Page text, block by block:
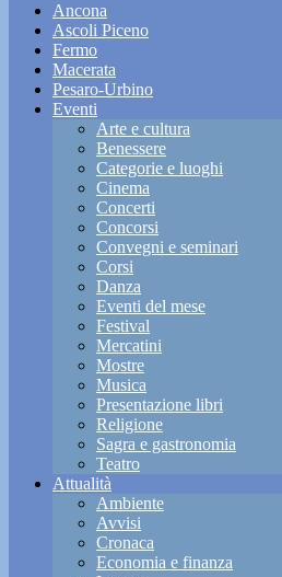
Ancona
Ascoli Piceno
Fermo
Macerata
Pesaro-Urbino
Eventi
Arte e cultura
Benessere
Categorie e luoghi
Cinema
Concerti
Concorsi
Convegni e seminari
Corsi
Danza
Eventi del mese
Festival
Mercatini
Mostre
Musica
Presentazione libri
Religione
Sagra e gastronomia
Teatro
Attualità
Ambiente
Avvisi
Cronaca
Economia e finanza